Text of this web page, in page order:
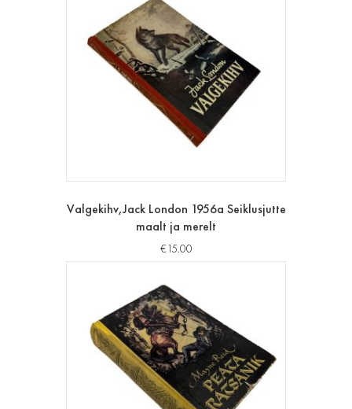
Valgekihv,Jack London 1956a Seiklusjutte
maalt ja merelt
€15.00